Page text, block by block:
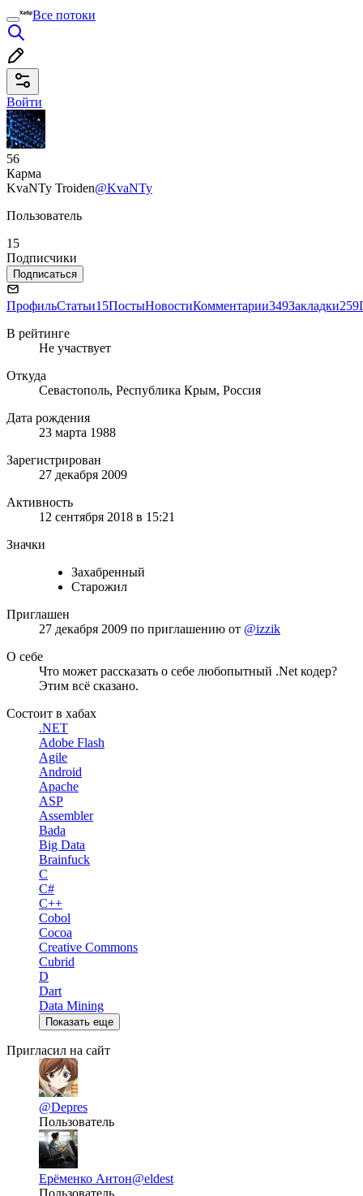
Все потоки
Войти
56
Карма
KvaNTy Troiden@KvaNTy
Пользователь
15
Подписчики
Подписаться
ПрофильСтатьи15ПостыНовостиКомментарии349Закладки259
В рейтинге
Не участвует
Откуда
Севастополь, Республика Крым, Россия
Дата рождения
23 марта 1988
Зарегистрирован
27 декабря 2009
Активность
12 сентября 2018 в 15:21
Значки
Захабренный
Старожил
Приглашен
27 декабря 2009 по приглашению от @izzik
О себе
Что может рассказать о себе любопытный .Net кодер?
Этим всё сказано.
Состоит в хабах
.NET
Adobe Flash
Agile
Android
Apache
ASP
Assembler
Bada
Big Data
Brainfuck
C
C#
C++
Cobol
Cocoa
Creative Commons
Cubrid
D
Dart
Data Mining
Показать еще
Пригласил на сайт
@Depres
Пользователь
Ерёменко Антон@eldest
Пользователь